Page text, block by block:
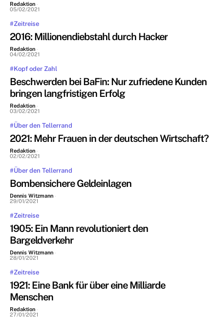
Redaktion -
05/02/2021
#Zeitreise
2016: Millionendiebstahl durch Hacker
Redaktion -
04/02/2021
#Kopf oder Zahl
Beschwerden bei BaFin: Nur zufriedene Kunden
bringen langfristigen Erfolg
Redaktion -
03/02/2021
#Über den Tellerrand
2021: Mehr Frauen in der deutschen Wirtschaft?
Redaktion -
02/02/2021
#Über den Tellerrand
Bombensichere Geldeinlagen
Dennis Witzmann -
29/01/2021
#Zeitreise
1905: Ein Mann revolutioniert den
Bargeldverkehr
Dennis Witzmann -
28/01/2021
#Zeitreise
1921: Eine Bank für über eine Milliarde
Menschen
Redaktion -
27/01/2021